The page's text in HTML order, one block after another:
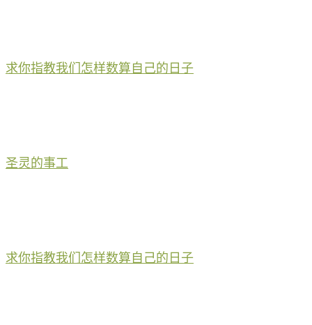
求你指教我们怎样数算自己的日子
圣灵的事工
求你指教我们怎样数算自己的日子